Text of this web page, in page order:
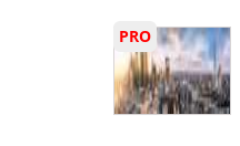
PRO